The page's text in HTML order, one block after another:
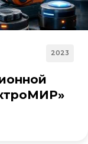
2023